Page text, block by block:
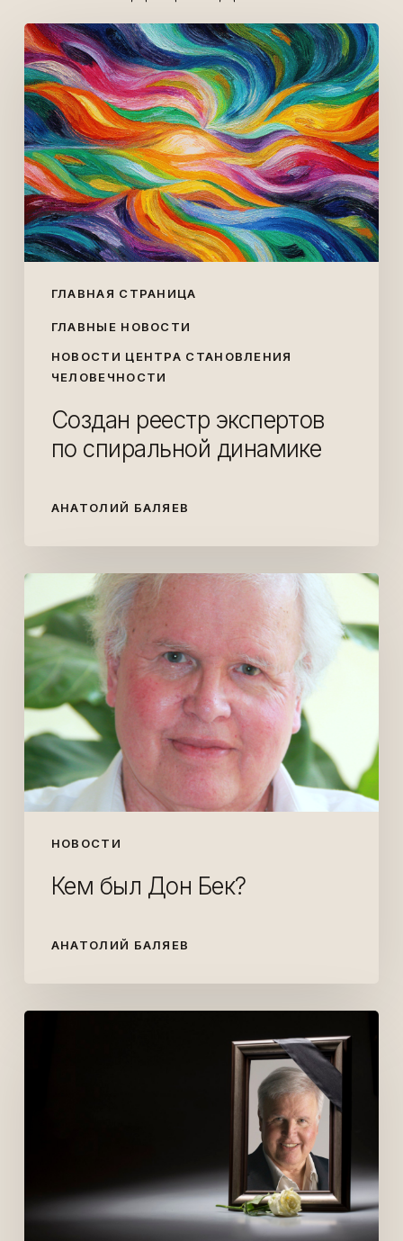
ГЛАВНАЯ СТРАНИЦА
ГЛАВНЫЕ НОВОСТИ
НОВОСТИ ЦЕНТРА СТАНОВЛЕНИЯ
ЧЕЛОВЕЧНОСТИ
Создан
реестр
экспертов
по
спиральной
динамике
Создан реестр экспертов
по спиральной динамике
АНАТОЛИЙ БАЛЯЕВ
НОВОСТИ
Кем
был
Дон
Бек?
Кем был Дон Бек?
АНАТОЛИЙ БАЛЯЕВ